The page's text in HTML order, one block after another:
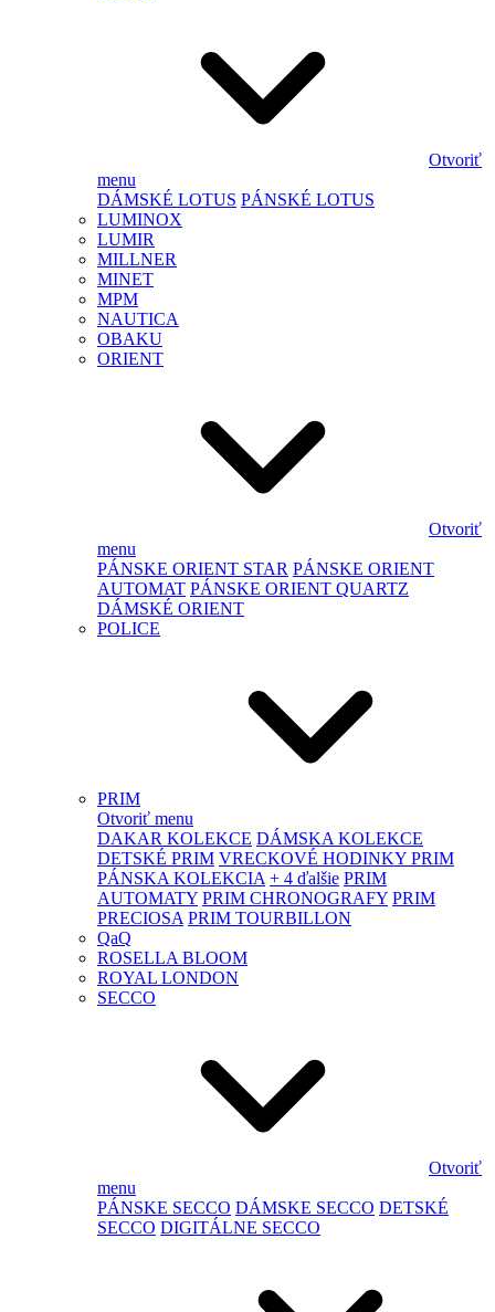
Otvoriť
menu
DÁMSKÉ LOTUS PÁNSKÉ LOTUS
LUMINOX
LUMIR
MILLNER
MINET
MPM
NAUTICA
OBAKU
ORIENT
Otvoriť
menu
PÁNSKE ORIENT STAR PÁNSKE ORIENT
AUTOMAT PÁNSKE ORIENT QUARTZ
DÁMSKÉ ORIENT
POLICE
PRIM
Otvoriť menu
DAKAR KOLEKCE DÁMSKA KOLEKCE
DETSKÉ PRIM VRECKOVÉ HODINKY PRIM
PÁNSKA KOLEKCIA + 4 ďalšie PRIM
AUTOMATY PRIM CHRONOGRAFY PRIM
PRECIOSA PRIM TOURBILLON
QaQ
ROSELLA BLOOM
ROYAL LONDON
SECCO
Otvoriť
menu
PÁNSKE SECCO DÁMSKE SECCO DETSKÉ
SECCO DIGITÁLNE SECCO